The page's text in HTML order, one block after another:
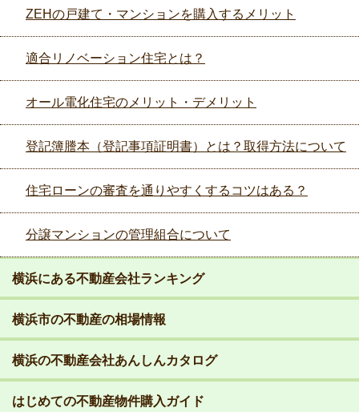
ZEHの戸建て・マンションを購入するメリット
適合リノベーション住宅とは？
オール電化住宅のメリット・デメリット
登記簿謄本（登記事項証明書）とは？取得方法について
住宅ローンの審査を通りやすくするコツはある？
分譲マンションの管理組合について
横浜にある不動産会社ランキング
横浜市の不動産の相場情報
横浜の不動産会社あんしんカタログ
はじめての不動産物件購入ガイド